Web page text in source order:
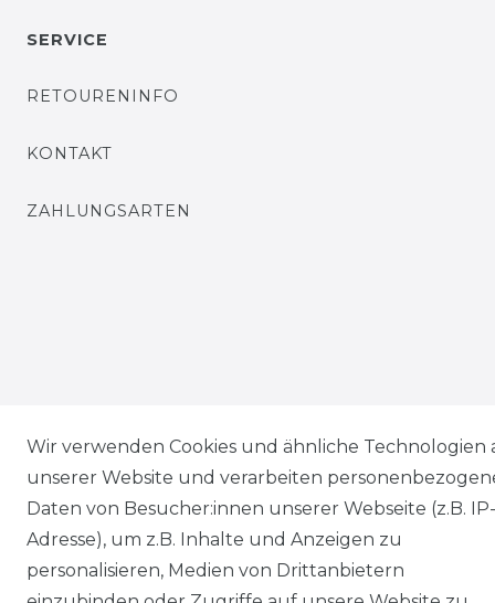
SERVICE
RETOURENINFO
KONTAKT
ZAHLUNGSARTEN
Wir verwenden Cookies und ähnliche Technologien
unserer Website und verarbeiten
Daten von Besucher:innen unserer Webseite (z.B. IP-
Adresse), um z.B. Inhalte und Anzeigen zu
personalisieren, Medien von Drittanbietern